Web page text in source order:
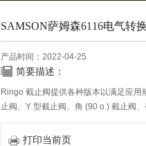
SAMSON萨姆森6116电气转
产品时间：2022-04-25
简要描述：
Ringo 截止阀提供各种版本以满足应
止阀、Y 型截止阀、角 (90 o ) 截止阀
和可调节流阀，以及控制截止阀。
打印当前页